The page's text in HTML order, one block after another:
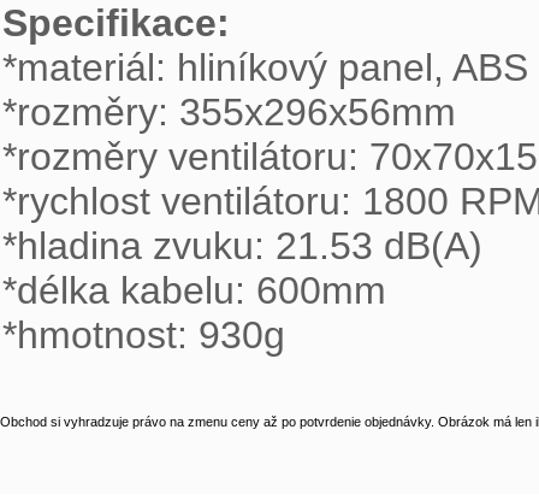
Specifikace:
*materiál: hliníkový panel,
*rozměry: 355x296x56mm
*rozměry ventilátoru:
*rychlost ventilátoru: 1800
*hladina zvuku: 21.53 dB(A)
*délka kabelu: 600mm
*hmotnost: 930g
Obchod si vyhradzuje právo na zmenu ceny až po potvrdenie objednávky. Obrázok má len